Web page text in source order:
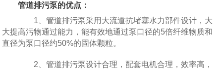
管道排污泵的优点：
1、管道排污泵采用大流道抗堵塞水力部件设计，大
大提高污物通过能力，能有效地通过泵口径的5倍纤维物质和
直径为泵口径约50%的固体颗粒。
2、管道排污泵设计合理，配套电机合理，效率高，